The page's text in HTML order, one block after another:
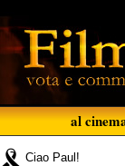
al
Ciao Paul!